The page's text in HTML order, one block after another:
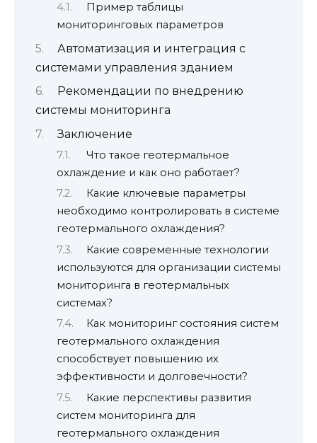
Пример таблицы
мониторинговых параметров
Автоматизация и интеграция с
системами управления зданием
Рекомендации по внедрению
системы мониторинга
Заключение
Что такое геотермальное
охлаждение и как оно работает?
Какие ключевые параметры
необходимо контролировать в системе
геотермального охлаждения?
Какие современные технологии
используются для организации системы
мониторинга в геотермальных
системах?
Как мониторинг состояния систем
геотермального охлаждения
способствует повышению их
эффективности и долговечности?
Какие перспективы развития
систем мониторинга для
геотермального охлаждения